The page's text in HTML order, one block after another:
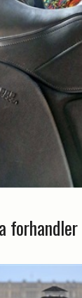
forhandler